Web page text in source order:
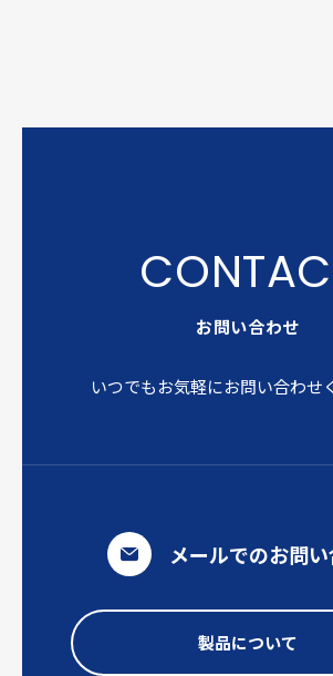
お問い合わせ
いつでもお気軽にお問い合わせ
メールでのお問
製品について